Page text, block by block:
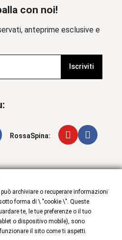
con noi!
anteprime esclusive e
Iscriviti
RossaSpina:
archiviare o recuperare informazioni
forma di \ "cookie \". Queste
te, le tue preferenze o il tuo
o dispositivo mobile), sono
il sito come ti aspetti.